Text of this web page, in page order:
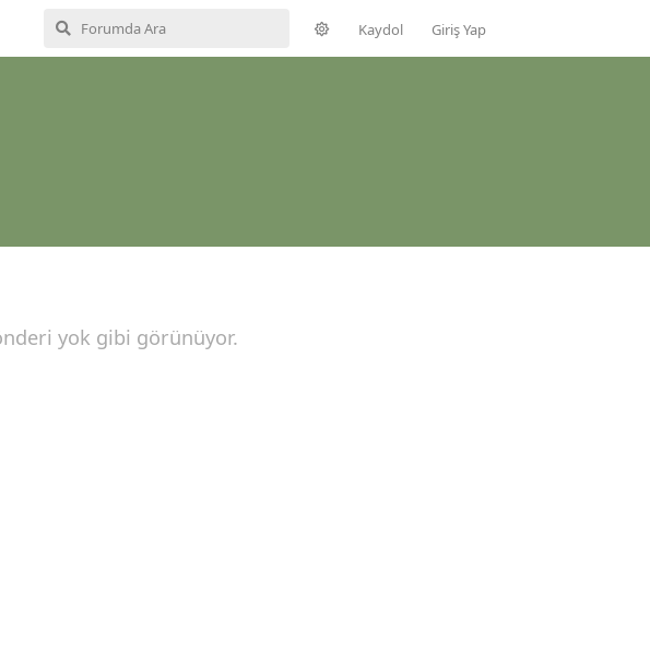
Kaydol Giriş Yap
yok gibi görünüyor.